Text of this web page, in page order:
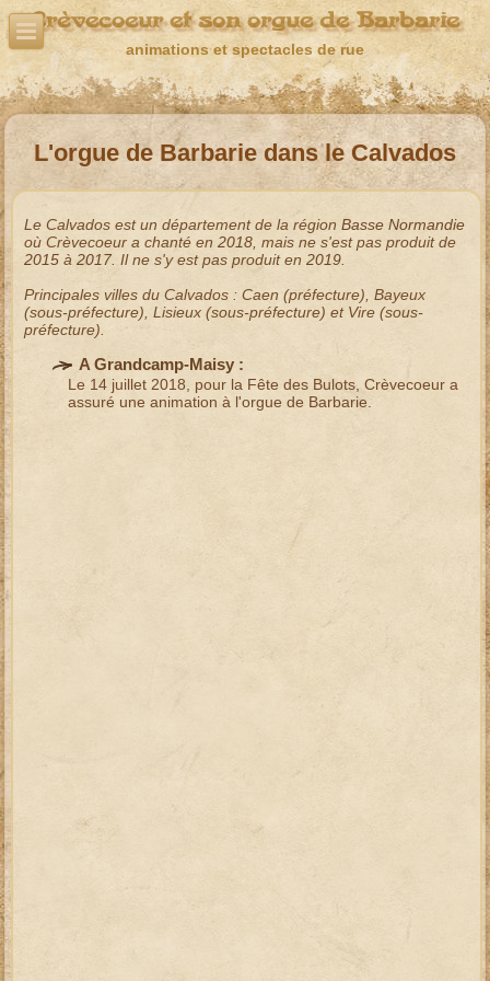
Crèvecoeur et son orgue de Barbarie
animations et spectacles de rue
L'orgue de Barbarie dans le Calvados
Le Calvadosest un département de la région Basse Normandie
où Crèvecoeur a chanté en 2018, mais ne s'est pas produit de
2015à 2017. Il ne s'y est pas produit en 2019.
Principales villes du Calvados: Caen (préfecture), Bayeux
(sous-préfecture), Lisieux(sous-préfecture) et Vire(sous-
préfecture).
A Grandcamp-Maisy :
Le 14 juillet 2018, pour la Fête des Bulots, Crèvecoeur a
assuré une animation à l'orgue de Barbarie.